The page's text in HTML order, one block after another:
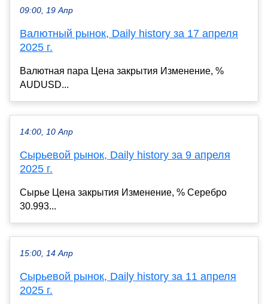
09:00, 19 Апр
Валютный рынок, Daily history за 17 апреля
2025 г.
Валютная пара Цена закрытия Изменение, %
AUDUSD...
14:00, 10 Апр
Сырьевой рынок, Daily history за 9 апреля
2025 г.
Сырье Цена закрытия Изменение, % Серебро
30.993...
15:00, 14 Апр
Сырьевой рынок, Daily history за 11 апреля
2025 г.